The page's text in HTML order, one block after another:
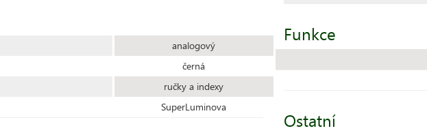
analogový
černá
ručky a indexy
SuperLuminova
Funkce
Ostatní